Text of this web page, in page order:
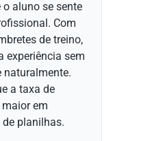
aluno se sente
Com
de treino,
experiência sem
naturalmente.
a taxa de
em
planilhas.